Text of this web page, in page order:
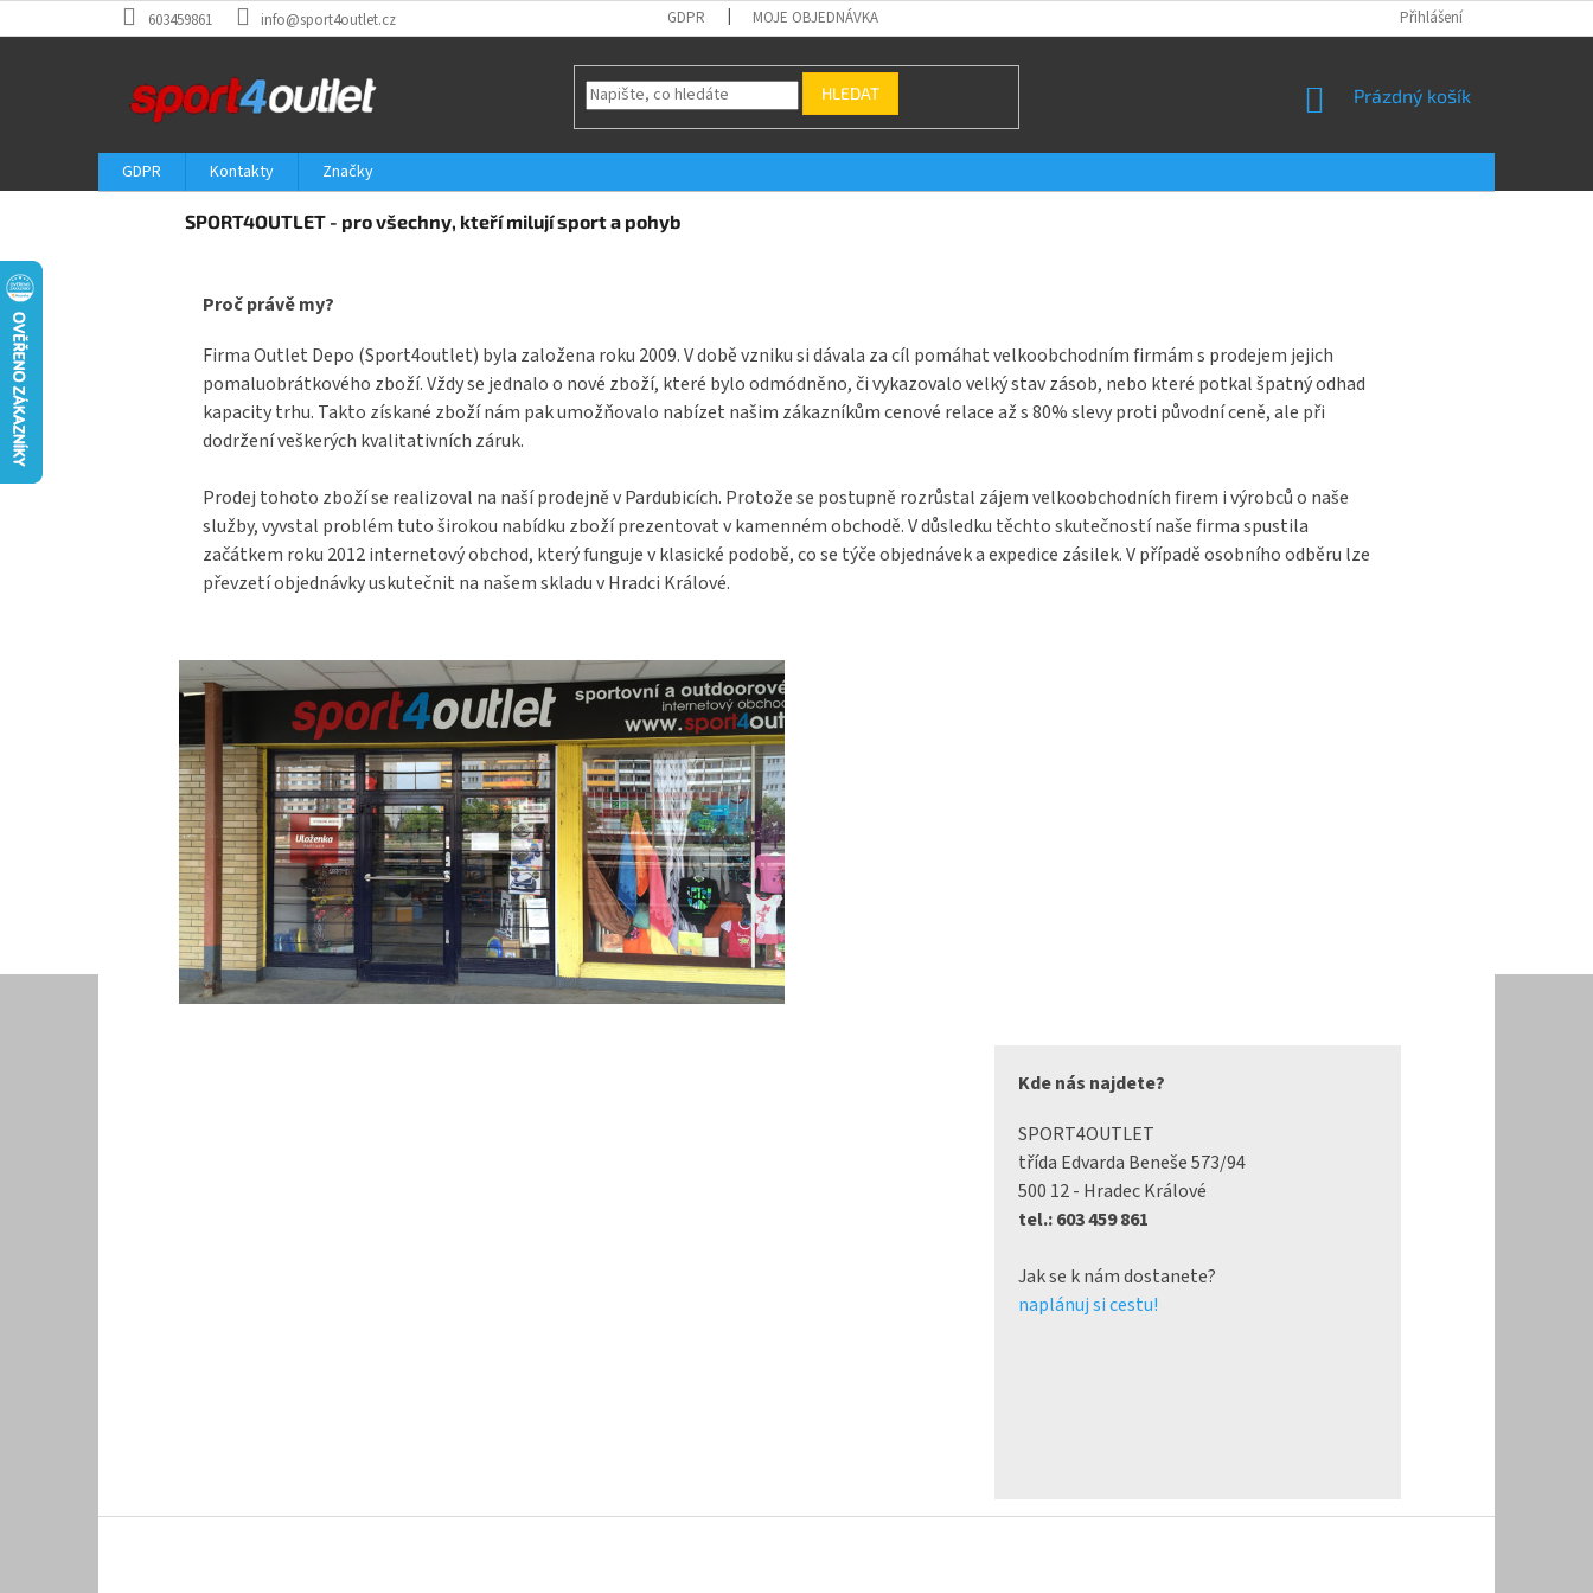
na
603459861 info@sport4outlet.cz GDPR MOJE OBJEDNÁVKA Přihlášení
HLEDAT
NÁKUPNÍ
Prázdný košík
GDPR Kontakty Značky
p
a
SPORT4OUTLET - pro všechny, kteří milují sport a pohyb
Proč právě my?
Firma Outlet Depo (Sport4outlet) byla založena roku 2009. V době vzniku si dávala za cíl pomáhat velkoobchodním firmám s prodejem jejich
pomaluobrátkového zboží. Vždy se jednalo o nové zboží, které bylo odmódněno, či vykazovalo velký stav zásob, nebo které potkal špatný odhad
kapacity trhu. Takto získané zboží nám pak umožňovalo nabízet našim zákazníkům cenové relace až s 80% slevy proti původní ceně, ale při
dodržení veškerých kvalitativních záruk.
Prodej tohoto zboží se realizoval na naší prodejně v Pardubicích. Protože se postupně rozrůstal zájem velkoobchodních firem i výrobců o naše
služby, vyvstal problém tuto širokou nabídku zboží prezentovat v kamenném obchodě. V důsledku těchto skutečností naše firma spustila
začátkem roku 2012 internetový obchod, který funguje v klasické podobě, co se týče objednávek a expedice zásilek. V případě osobního odběru lze
převzetí objednávky uskutečnit na našem skladu v Hradci Králové.
Kde nás najdete?
SPORT4OUTLET
třída Edvarda Beneše 573/94
500 12 - Hradec Králové
tel.: 603 459 861
Jak se k nám dostanete?
naplánuj si cestu!